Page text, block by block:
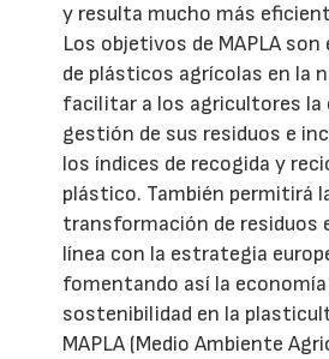
y resulta mucho más
Los objetivos de MAPLA
de plásticos agrícolas en la
facilitar a los agricultores la
gestión de sus residuos e
los índices de recogida y
plástico. También permitirá
transformación de residuos
línea con la estrategia
fomentando así la
sostenibilidad en la
MAPLA (Medio Ambiente